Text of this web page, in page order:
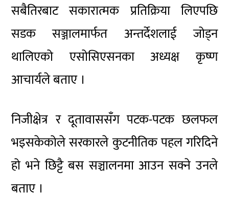
सबैतिरबाट सकारात्मक प्रतिक्रिया लिएपछि
सडक सञ्जालमार्फत अन्तर्देशलाई जोड्न
थालिएको एसोसिएसनका अध्यक्ष कृष्ण
आचार्यले बताए ।
निजीक्षेत्र र दूतावाससँग पटक-पटक छलफल
भइसकेकोले सरकारले कुटनीतिक पहल गरिदिने
हो भने छिट्टै बस सञ्चालनमा आउन सक्ने उनले
बताए ।